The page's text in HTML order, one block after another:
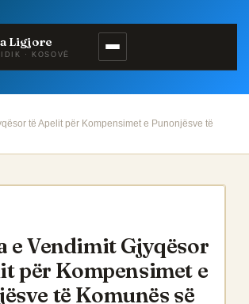
Ligjore
· KOSOVË
të Apelit për Kompensimet e Punonjësve të
e Vendimit Gjyqësor
për Kompensimet e
të Komunës së